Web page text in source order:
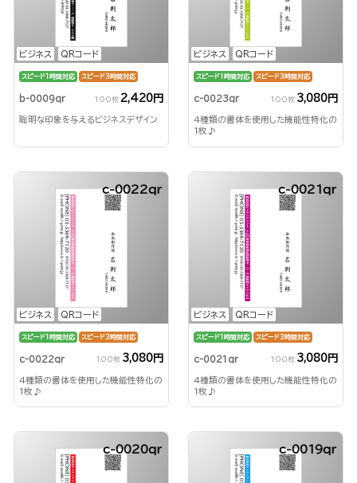
ビジネス QRコード
スピード1時間対応 スピード3時間対応
b-0009qr 100枚 2,420円
聡明な印象を与えるビジネスデザイン
ビジネス QRコード
スピード1時間対応 スピード3時間対応
c-0023qr 100枚 3,080円
4種類の書体を使用した機能性特化の
1枚♪
ビジネス QRコード
c-0022qr
スピード1時間対応 スピード3時間対応
c-0022qr 100枚 3,080円
4種類の書体を使用した機能性特化の
1枚♪
ビジネス QRコード
c-0021qr
スピード1時間対応 スピード3時間対応
c-0021qr 100枚 3,080円
4種類の書体を使用した機能性特化の
1枚♪
c-0020qr c-0019qr